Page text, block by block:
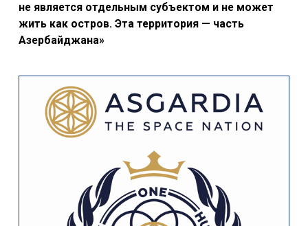
не является отдельным субъектом и не может
жить как остров. Эта территория — часть
Азербайджана»